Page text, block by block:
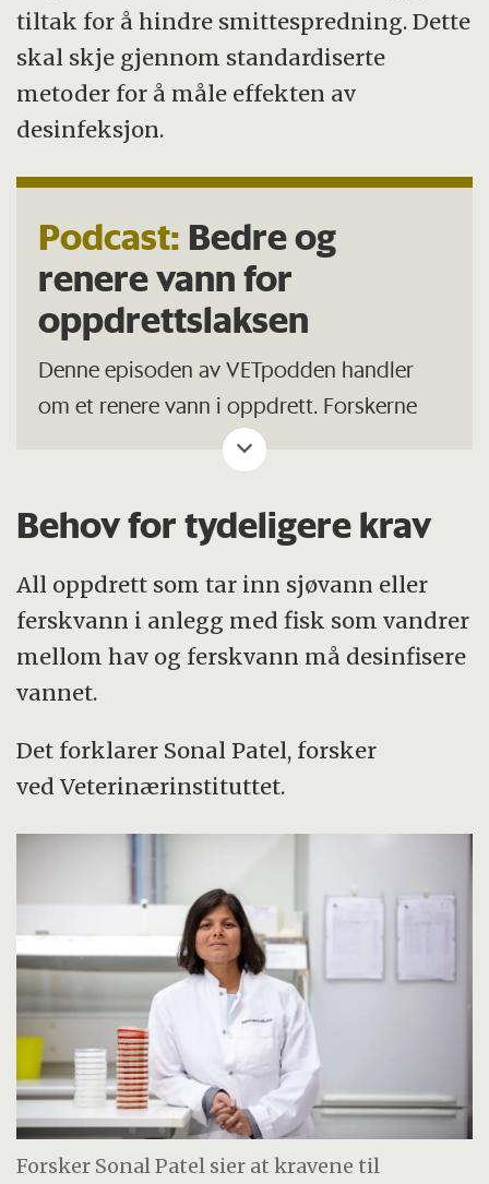
tiltak for å hindre smittespredning. Dette
skal skje gjennom standardiserte
metoder for å måle effekten av
desinfeksjon.
Podcast: Bedre og
renere vann for
oppdrettslaksen
Denne episoden av VETpodden handler
om et renere vann i oppdrett. Forskerne
Sonal Patel, Hilde Sindre og Irene
Roalkvam er alle sentrale i arbeidet med å
utvikle nye løsninger. Du finner episoden
nederst i denne artikkelen.
Behov for tydeligere krav
All oppdrett som tar inn sjøvann eller
ferskvann i anlegg med fisk som vandrer
mellom hav og ferskvann må desinfisere
vannet.
Det forklarer Sonal Patel, forsker
ved Veterinærinstituttet.
Forsker Sonal Patel sier at kravene til